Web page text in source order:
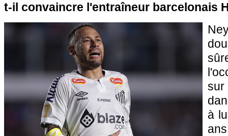
t-il convaincre l'entraîneur barcelonais
à